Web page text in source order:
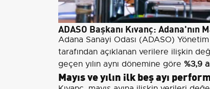
ADASO Başkanı Kıvanç: Adana'nın
Adana Sanayi Odası (ADASO)
tarafından açıklanan verilere ilişkin
geçen yılın aynı dönemine göre %3,9
Mayıs ve yılın ilk beş ayı